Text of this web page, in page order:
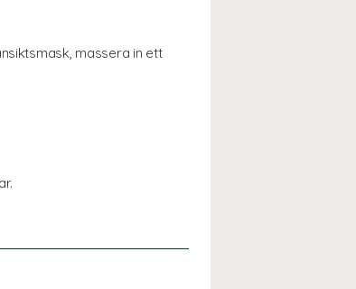
massera in ett